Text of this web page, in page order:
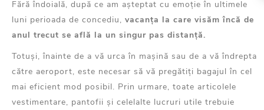
Fără îndoială, după ce am așteptat cu emoție în ultimele
luni perioada de concediu, vacanța la care visăm încă de
anul trecut se află la un singur pas distanță.
Totuși, înainte de a vă urca în mașină sau de a vă îndrepta
către aeroport, este necesar să vă pregătiți bagajul în cel
mai eficient mod posibil. Prin urmare, toate articolele
vestimentare, pantofii și celelalte lucruri utile trebuie